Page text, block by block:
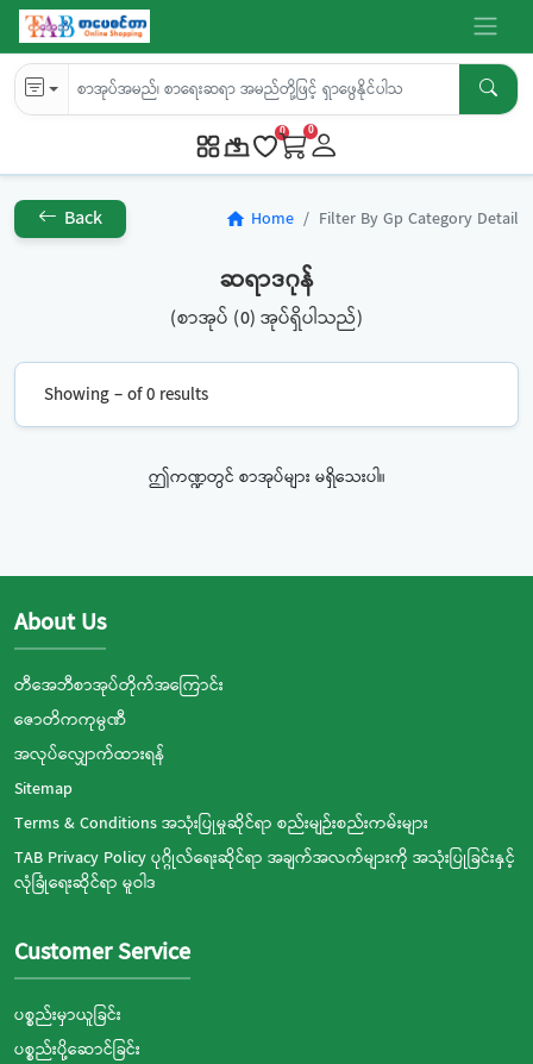
0 0
Back home Home Filter By Gp Category Detail
ဆရာဒဂုန်
(စာအုပ် (0) အုပ်ရှိပါသည်)
Showing – of 0 results
ဤကဏ္ဍတွင် စာအုပ်များ မရှိသေးပါ။
About Us
တီအေဘီစာအုပ်တိုက်အကြောင်း
ဇောတိကကုမ္ပဏီ
အလုပ်လျှောက်ထားရန်
Sitemap
Terms & Conditions အသုံးပြုမှုဆိုင်ရာ စည်းမျဉ်းစည်းကမ်းများ
TAB Privacy Policy ပုဂ္ဂိုလ်ရေးဆိုင်ရာ အချက်အလက်များကို အသုံးပြုခြင်းနှင့်
လုံခြုံရေးဆိုင်ရာ မူဝါဒ
Customer Service
ပစ္စည်းမှာယူခြင်း
ပစ္စည်းပို့ဆောင်ခြင်း